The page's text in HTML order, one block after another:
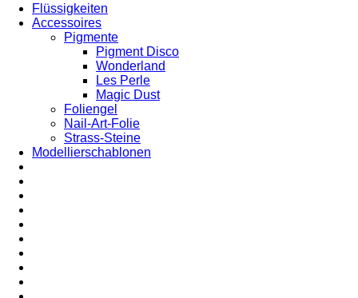
Flüssigkeiten
Accessoires
Pigmente
Pigment Disco
Wonderland
Les Perle
Magic Dust
Foliengel
Nail-Art-Folie
Strass-Steine
Modellierschablonen